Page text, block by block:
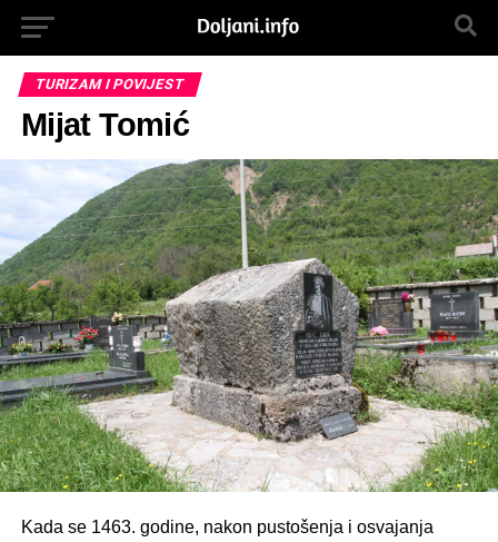
TURIZAM I POVIJEST
Mijat Tomić
Kada se 1463. godine, nakon pustošenja i osvajanja